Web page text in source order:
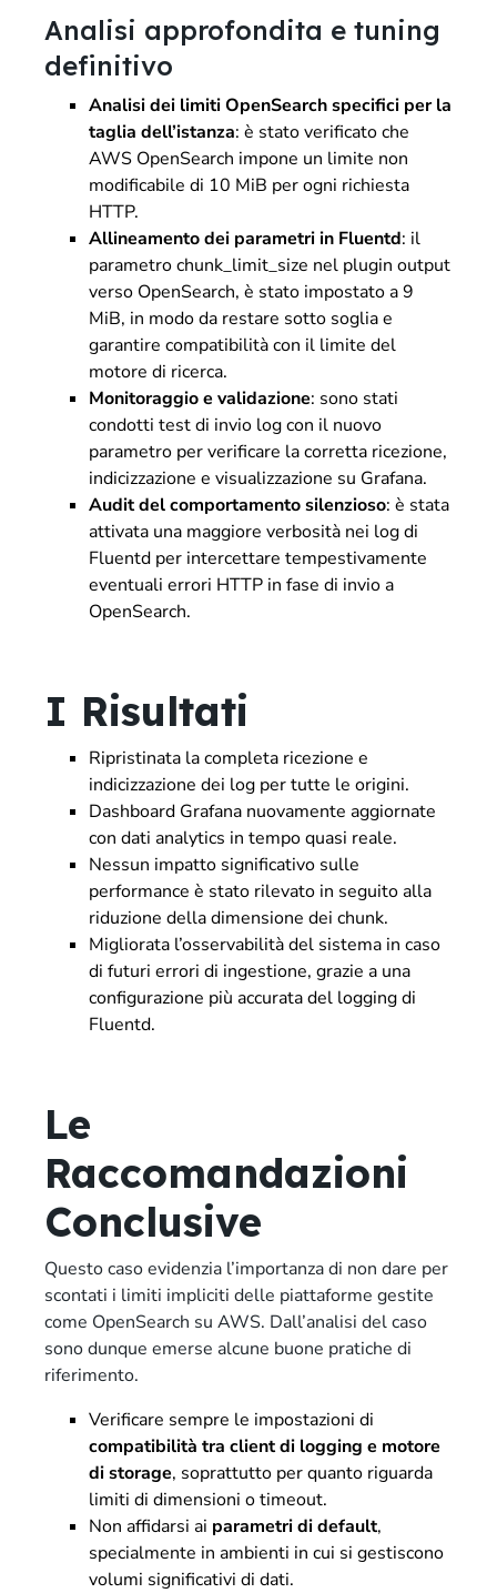
Analisi approfondita e tuning
definitivo
Analisi dei limiti OpenSearch specifici per la
taglia dell’istanza: è stato verificato che
AWS OpenSearch impone un limite non
modificabile di 10 MiB per ogni richiesta
HTTP.
Allineamento dei parametri in Fluentd: il
parametro chunk_limit_size nel plugin output
verso OpenSearch, è stato impostato a 9
MiB, in modo da restare sotto soglia e
garantire compatibilità con il limite del
motore di ricerca.
Monitoraggio e validazione: sono stati
condotti test di invio log con il nuovo
parametro per verificare la corretta ricezione,
indicizzazione e visualizzazione su Grafana.
Audit del comportamento silenzioso: è stata
attivata una maggiore verbosità nei log di
Fluentd per intercettare tempestivamente
eventuali errori HTTP in fase di invio a
OpenSearch.
I Risultati
Ripristinata la completa ricezione e
indicizzazione dei log per tutte le origini.
Dashboard Grafana nuovamente aggiornate
con dati analytics in tempo quasi reale.
Nessun impatto significativo sulle
performance è stato rilevato in seguito alla
riduzione della dimensione dei chunk.
Migliorata l’osservabilità del sistema in caso
di futuri errori di ingestione, grazie a una
configurazione più accurata del logging di
Fluentd.
Le
Raccomandazioni
Conclusive
Questo caso evidenzia l’importanza di non dare per
scontati i limiti impliciti delle piattaforme gestite
come OpenSearch su AWS. Dall’analisi del caso
sono dunque emerse alcune buone pratiche di
riferimento.
Verificare sempre le impostazioni di
compatibilità tra client di logging e motore
di storage, soprattutto per quanto riguarda
limiti di dimensioni o timeout.
Non affidarsi ai parametri di default,
specialmente in ambienti in cui si gestiscono
volumi significativi di dati.